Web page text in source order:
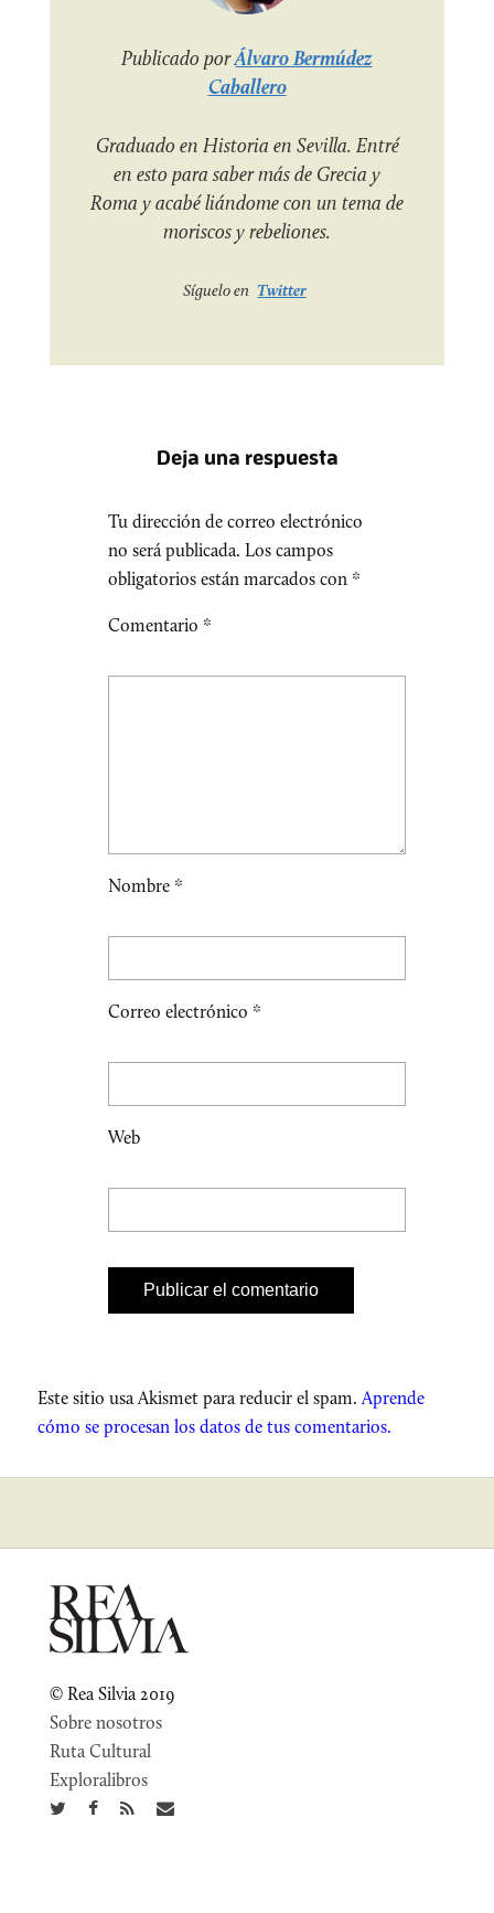
Publicado porÁlvaro Bermúdez
Caballero
Graduado en Historia en Sevilla. Entré
en esto para saber más de Grecia y
Roma y acabé liándome con un tema de
moriscos y rebeliones.
Síguelo en Twitter
Deja una respuesta
Tu dirección de correo electrónico
no será publicada. Los campos
obligatorios están marcados con *
Comentario *
Nombre *
Correo electrónico *
Web
Este sitio usa Akismet para reducir el spam. Aprende
cómo se procesan los datos de tus comentarios.
© Rea Silvia 2019
Sobre nosotros
Ruta Cultural
Exploralibros